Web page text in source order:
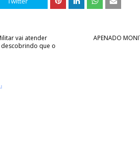
APENADO
vai atender
que o